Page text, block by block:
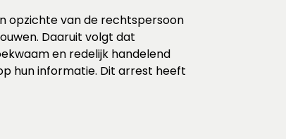
opzichte van de rechtspersoon
Daaruit volgt dat
en redelijk handelend
hun informatie. Dit arrest heeft